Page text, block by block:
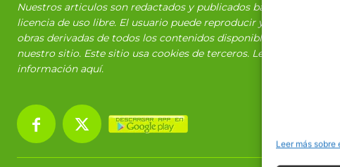
Leer más sobre
Nuestros articulos son redactados y publicados bajo
licencia de uso libre. El usuario puede reproducir y hacer
obras derivadas de todos los contenidos disponibles en
nuestro sitio. Este sitio usa cookies de terceros. Lea más
información aquí.